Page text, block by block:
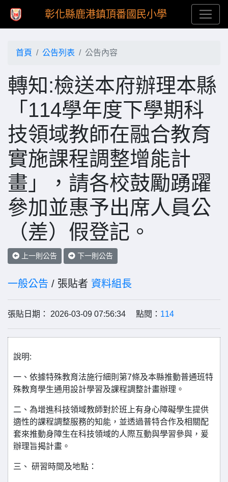
彰化縣鹿港鎮頂番國民小學
首頁 公告列表 公告內容
轉知:檢送本府辦理本縣
「114學年度下學期科
技領域教師在融合教育
實施課程調整增能計
畫」，請各校鼓勵踴躍
參加並惠予出席人員公
（差）假登記。
上一則公告 下一則公告
一般公告 / 張貼者 資料組長
張貼日期： 2026-03-09 07:56:34 點閱： 114
說明:
一、依據特殊教育法施行細則第7條及本縣推動普通班特
殊教育學生通用設計學習及課程調整計畫辦理。
二、為增進科技領域教師對於班上有身心障礙學生提供
適性的課程調整服務的知能，並透過普特合作及相關配
套來推動身障生在科技領域的人際互動與學習參與，爰
辦理旨揭計畫。
三、 研習時間及地點：